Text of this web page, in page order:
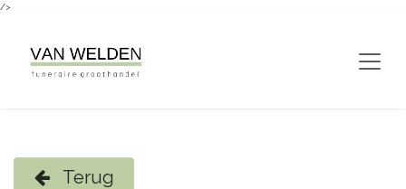
/>
Terug